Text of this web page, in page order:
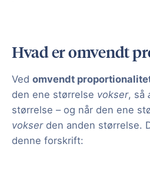
Hvad er omvendt
Ved omvendt
den ene størrelse vokser, så
størrelse – og når den ene
vokserden anden størrelse.
denne forskrift: